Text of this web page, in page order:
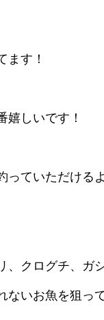
ます！
しいです！
っていただける
、クログチ、ガ
ないお魚を狙っ